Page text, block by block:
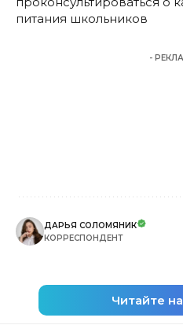
питания школьников
-
ДАРЬЯ СОЛОМЯНИК
КОРРЕСПОНДЕНТ
Читайте